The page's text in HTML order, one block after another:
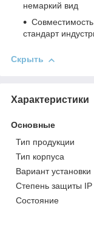
немаркий вид
стандарт
Скрыть
Характеристики
Основные
Тип продукции
Тип корпуса
Вариант установки
Степень защиты IP
Состояние